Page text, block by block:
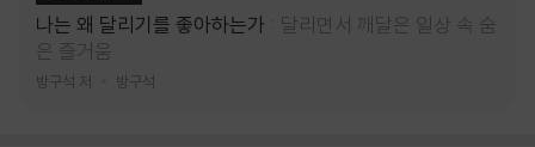
나는 왜 달리기를 좋아하는가
달리면서 깨달은 일상 속 숨
은 즐거움
방구석 저 방구석